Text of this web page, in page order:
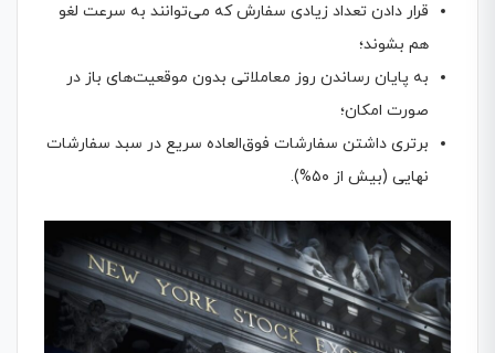
قرار دادن تعداد زیادی سفارش که می‌توانند به سرعت لغو
هم بشوند؛
به پایان رساندن روز معاملاتی بدون موقعیت‌های باز در
صورت امکان؛
برتری داشتن سفارشات فوق‌العاده سریع در سبد سفارشات
نهایی (بیش از ۵۰%).